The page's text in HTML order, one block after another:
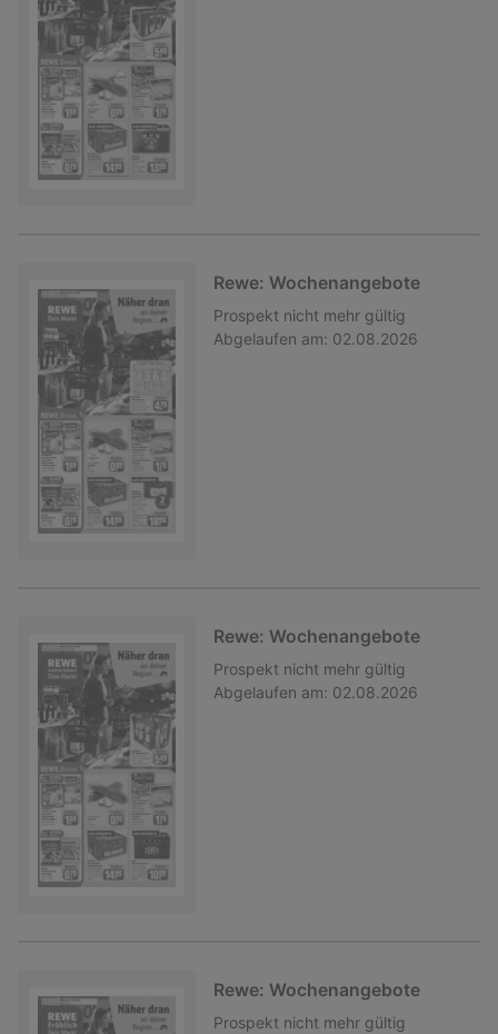
Rewe: Wochenangebote
Prospekt nicht mehr gültig
Abgelaufen am: 02.08.2026
Rewe: Wochenangebote
Prospekt nicht mehr gültig
Abgelaufen am: 02.08.2026
Rewe: Wochenangebote
Prospekt nicht mehr gültig